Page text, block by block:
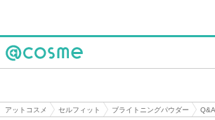
アットコスメ セルフィット ブライトニングパウダー